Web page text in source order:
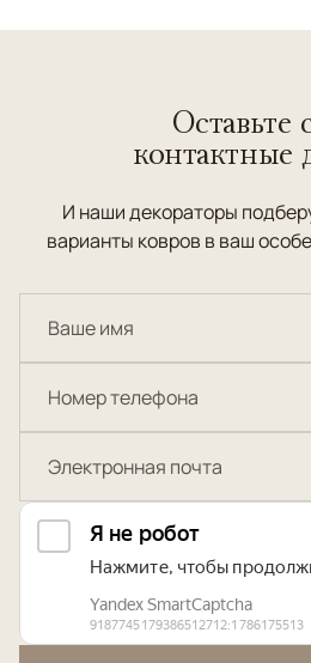
Оставьте
контактные
И наши декораторы
варианты ковров в ваш